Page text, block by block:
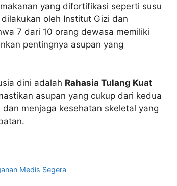
yang difortifikasi seperti susu
oleh Institut Gizi dan
7 dari 10 orang dewasa memiliki
pentingnya asupan yang
dini adalah Rahasia Tulang Kuat
asupan yang cukup dari kedua
menjaga kesehatan skeletal yang
Medis Segera